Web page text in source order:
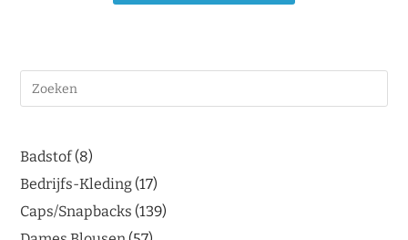
Badstof 8
Bedrijfs-Kleding 17
Caps/Snapbacks 139